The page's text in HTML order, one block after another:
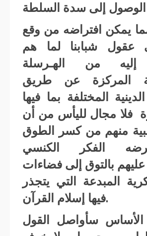
يمكن افتراضه من وقع
شبابنا لما هم
من الهـرسلة
المركزة عن طريق
المختلفة بما فيها
فلا مجال لليأس من أن
منهم من كسر الطوق
الفكر الكنسي
عليهم بالتوق إلى فضاءات
المبدعة التي يتجذر
فيها إسلام القرآن.
سأواصل القول